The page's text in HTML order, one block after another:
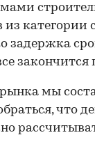
категории
задержка
закончится
мы
что